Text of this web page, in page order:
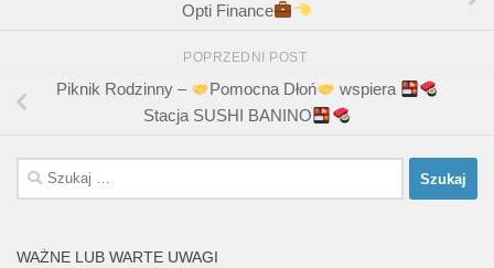
Opti Finance
POPRZEDNI POST
Piknik Rodzinny – Pomocna Dłoń
wspiera
Stacja SUSHI BANINO
Szukaj:
WAŻNE LUB WARTE UWAGI